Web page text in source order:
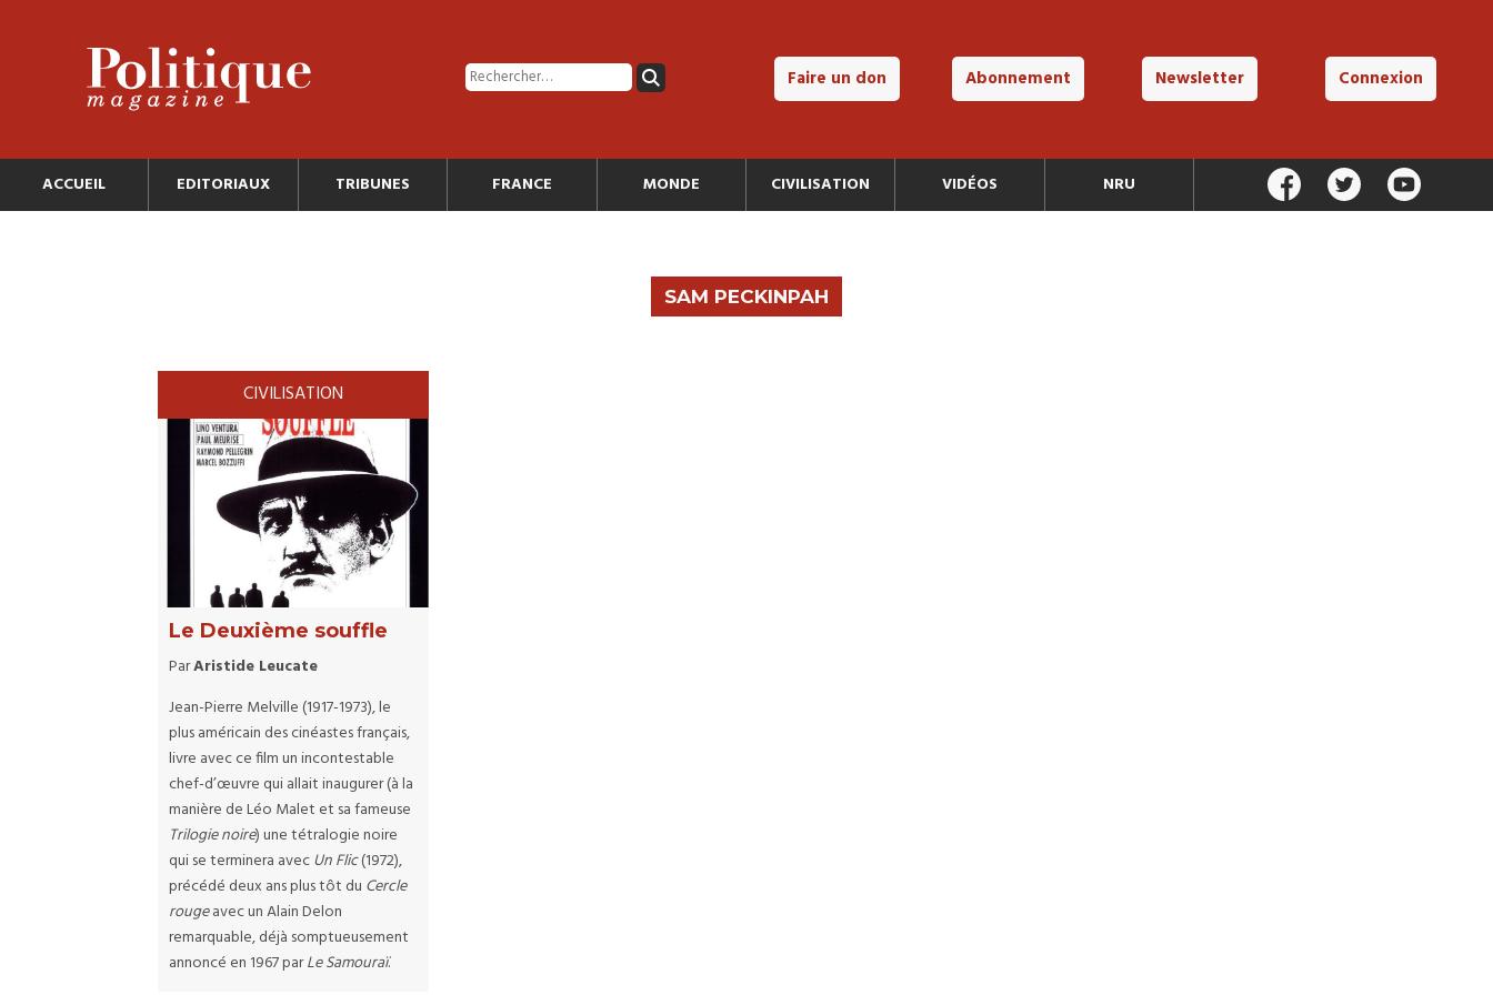
Faire un don Abonnement Newsletter Connexion
ACCUEIL EDITORIAUX TRIBUNES FRANCE MONDE CIVILISATION VIDÉOS NRU
SAM PECKINPAH
CIVILISATION
Le Deuxième souffle
ParAristide Leucate
Jean-Pierre Melville (1917-1973), le
plus américain des cinéastes français,
livre avec ce film un incontestable
chef-d’œuvre qui allait inaugurer (à la
manière de Léo Malet et sa fameuse
Trilogie noire) une tétralogie noire
qui se terminera avecUn Flic(1972),
précédé deux ans plus tôt du Cercle
rougeavec un Alain Delon
remarquable, déjà somptueusement
annoncé en 1967 parLe Samouraï.